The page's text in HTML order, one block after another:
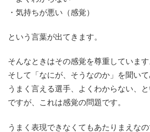
・気持ちが悪い（感覚）
という言葉が出てきます。
そんなときはその感覚を尊重しています
そして「なにが、そうなのか」を聞いて
うまく言える選手、よくわからない、
ですが、これは感覚の問題です。
うまく表現できなくてもあたりまえなの